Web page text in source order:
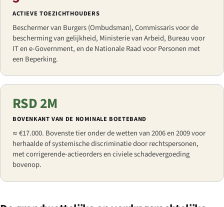
ACTIEVE TOEZICHTHOUDERS
Beschermer van Burgers (Ombudsman), Commissaris voor de
bescherming van gelijkheid, Ministerie van Arbeid, Bureau voor
IT en e-Government, en de Nationale Raad voor Personen met
een Beperking.
RSD 2M
BOVENKANT VAN DE NOMINALE BOETEBAND
≈ €17.000. Bovenste tier onder de wetten van 2006 en 2009 voor
herhaalde of systemische discriminatie door rechtspersonen,
met corrigerende-actieorders en civiele schadevergoeding
bovenop.